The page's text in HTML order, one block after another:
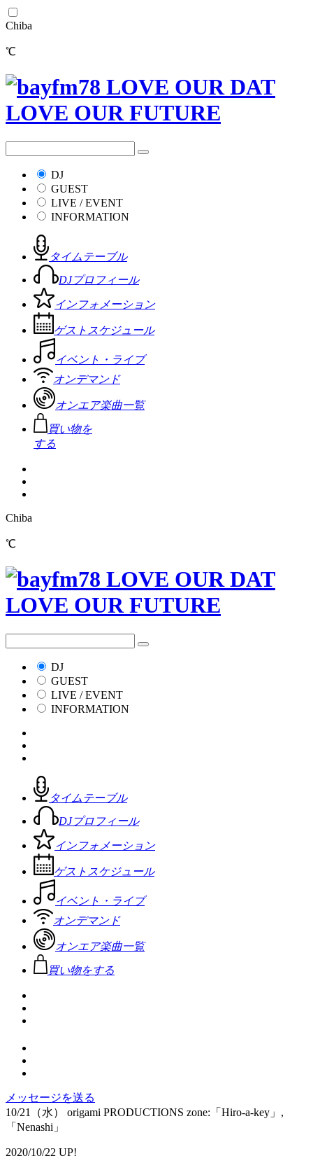
Chiba
℃
DJ
GUEST
LIVE / EVENT
INFORMATION
タイムテーブル
DJプロフィール
インフォメーション
ゲストスケジュール
イベント・ライブ
オンデマンド
オンエア楽曲一覧
買い物を
する
Chiba
℃
DJ
GUEST
LIVE / EVENT
INFORMATION
タイムテーブル
DJプロフィール
インフォメーション
ゲストスケジュール
イベント・ライブ
オンデマンド
オンエア楽曲一覧
買い物をする
メッセージを送る
10/21（水） origami PRODUCTIONS zone:「Hiro-a-key」,
「Nenashi」
2020/10/22 UP!